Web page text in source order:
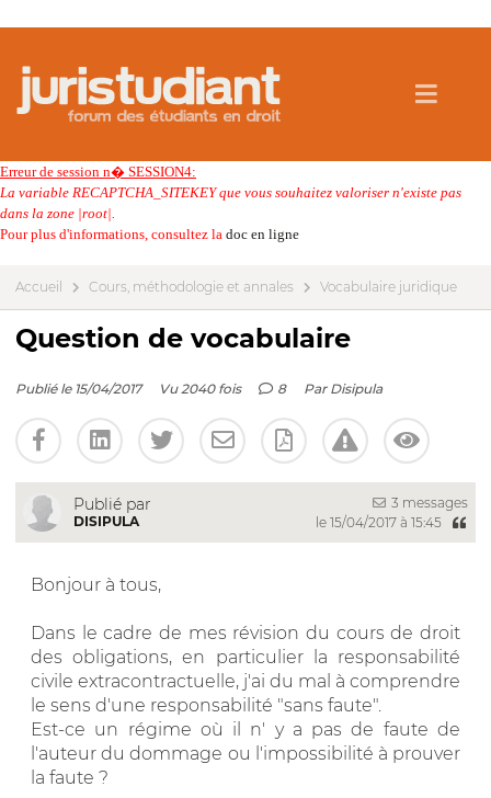
Erreur de session n� SESSION4:
La variable RECAPTCHA_SITEKEY que vous souhaitez valoriser n'existe pas
dans la zone |root|.
Pour plus d'informations, consultez la doc en ligne
Accueil Cours, méthodologie et annales Vocabulaire juridique
Question de vocabulaire
Publié le 15/04/2017 Vu 2040 fois 8 Par Disipula
Publié par
DISIPULA
3 messages
le 15/04/2017 à 15:45
Bonjour à tous,
Dans le cadre de mes révision du cours de droit
des obligations, en particulier la responsabilité
civile extracontractuelle, j'ai du mal à comprendre
le sens d'une responsabilité "sans faute".
Est-ce un régime où il n' y a pas de faute de
l'auteur du dommage ou l'impossibilité à prouver
la faute ?